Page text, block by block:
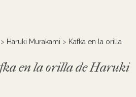
> Haruki Murakami > Kafka en la orilla
en la orilla de Haruki